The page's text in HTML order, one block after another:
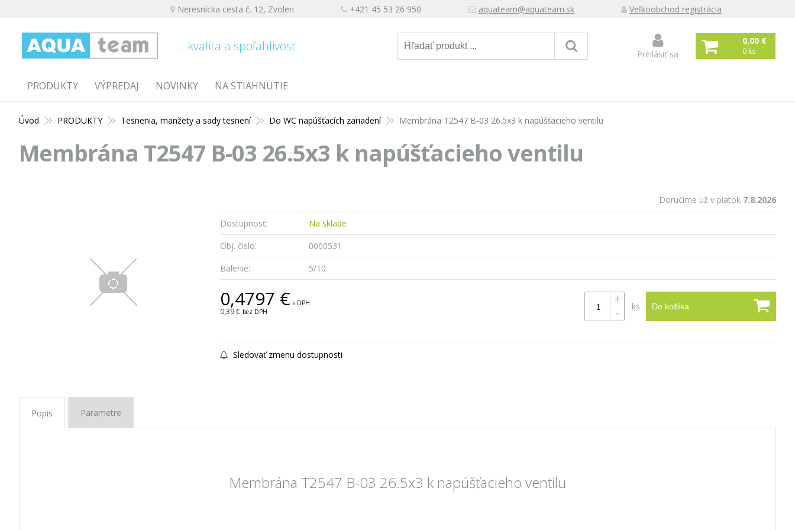
... kvalita a spoľahlivosť
Neresnícka cesta č. 12, Zvolen +421 45 53 26 950 aquateam@aquateam.sk Veľkoobchod registrácia
Prihlásiť sa
0,00 €
0 ks
PRODUKTY NOVINKY
VÝPREDAJ NA STIAHNUTIE
Úvod PRODUKTY Tesnenia, manžety a sady tesnení Do WC napúšťacích zariadení Membrána T2547 B-03 26.5x3 k napúšťacieho ventilu
Membrána T2547 B-03 26.5x3 k napúšťacieho ventilu
Doručíme už v piatok 7.8.2026
Dostupnosť:
Na sklade
Obj. čislo:
0000531
Balenie:
5/10
0,4797 € s DPH
0,39 € bez DPH
Do košíka
+
-
ks
Sledovať zmenu dostupnosti
Popis Parametre
Membrána T2547 B-03 26.5x3 k napúšťacieho ventilu